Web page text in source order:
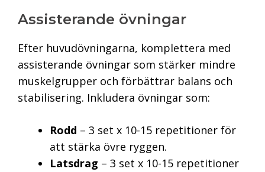
Assisterande övningar
Efter huvudövningarna, komplettera med
assisterande övningar som stärker mindre
muskelgrupper och förbättrar balans och
stabilisering. Inkludera övningar som:
Rodd – 3 set x 10-15 repetitioner för
att stärka övre ryggen.
Latsdrag – 3 set x 10-15 repetitioner